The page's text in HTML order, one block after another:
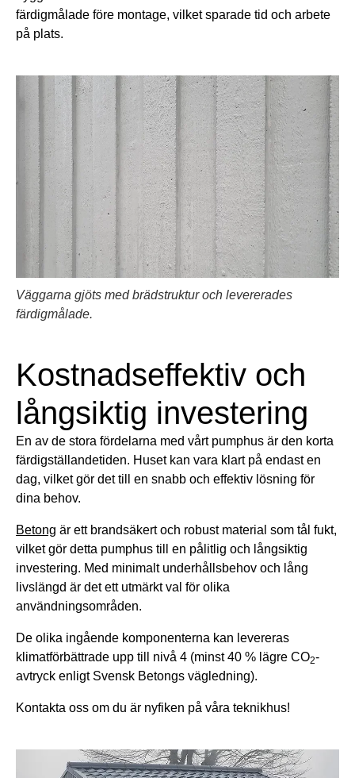
färdigmålade före montage, vilket sparade tid och arbete
på plats.
Väggarna gjöts med brädstruktur och levererades
färdigmålade.
Kostnadseffektiv och
långsiktig investering
En av de stora fördelarna med vårt pumphus är den korta
färdigställandetiden. Huset kan vara klart på endast en
dag, vilket gör det till en snabb och effektiv lösning för
dina behov.
Betong är ett brandsäkert och robust material som tål fukt,
vilket gör detta pumphus till en pålitlig och långsiktig
investering. Med minimalt underhållsbehov och lång
livslängd är det ett utmärkt val för olika
användningsområden.
De olika ingående komponenterna kan levereras
klimatförbättrade upp till nivå 4 (minst 40 % lägre CO2-
avtryck enligt Svensk Betongs vägledning).
Kontakta oss om du är nyfiken på våra teknikhus!